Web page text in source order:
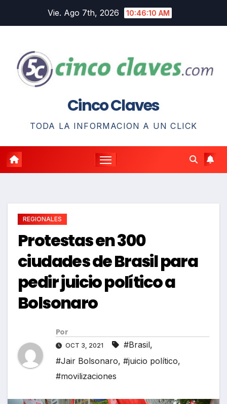
Vie. Ago 7th, 2026 10:46:11 AM
Cinco Claves
TODA LA INFORMACION A UN CLICK
REGIONALES
Protestas en 300
ciudades de Brasil para
pedir juicio político a
Bolsonaro
Por
OCT 3, 2021 #Brasil,
#Jair Bolsonaro, #juicio político,
#movilizaciones